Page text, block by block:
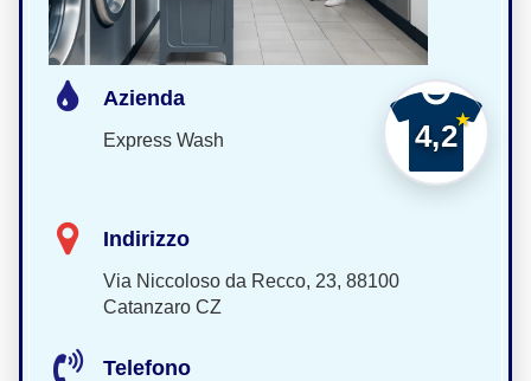
4,2
Azienda
Express Wash
Indirizzo
Via Niccoloso da Recco, 23, 88100
Catanzaro CZ
Telefono